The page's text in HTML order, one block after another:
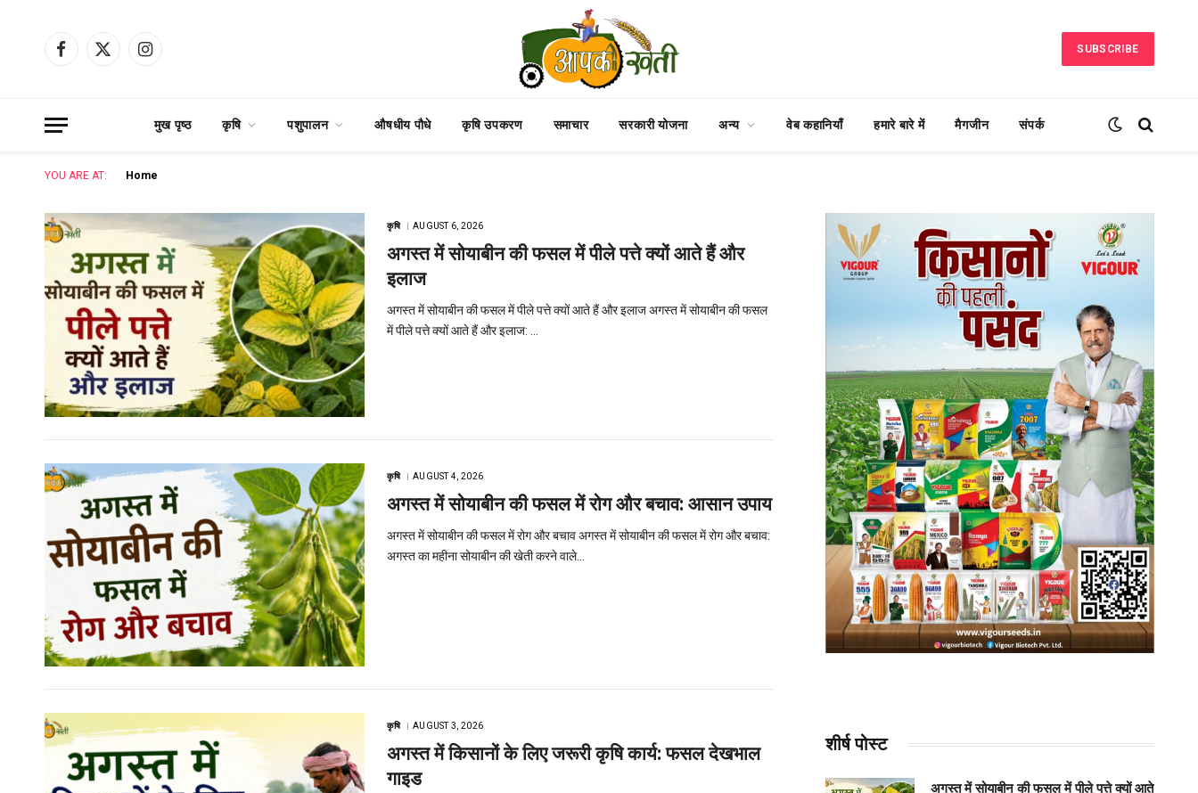
Facebook
X
Instagram
SUBSCRIBE
मुख पृष्ठ कृषि पशुपालन औषधीय पौधे कृषि उपकरण समाचार सरकारी योजना अन्य वेब कहानियाँ हमारे बारे में मैगजीन संपर्क
YOU ARE AT: Home
कृषि AUGUST 6, 2026
अगस्त में सोयाबीन की फसल में पीले पत्ते क्यों आते हैं और
इलाज
अगस्त में सोयाबीन की फसल में पीले पत्ते क्यों आते हैं और इलाज अगस्त में सोयाबीन की फसल
में पीले पत्ते क्यों आते हैं और इलाज: …
कृषि AUGUST 4, 2026
अगस्त में सोयाबीन की फसल में रोग और बचाव: आसान उपाय
अगस्त में सोयाबीन की फसल में रोग और बचाव अगस्त में सोयाबीन की फसल में रोग और बचाव:
अगस्त का महीना सोयाबीन की खेती करने वाले…
कृषि AUGUST 3, 2026
अगस्त में किसानों के लिए जरूरी कृषि कार्य: फसल देखभाल
गाइड
शीर्ष पोस्ट
अगस्त में सोयाबीन की फसल में पीले पत्ते क्यों आते